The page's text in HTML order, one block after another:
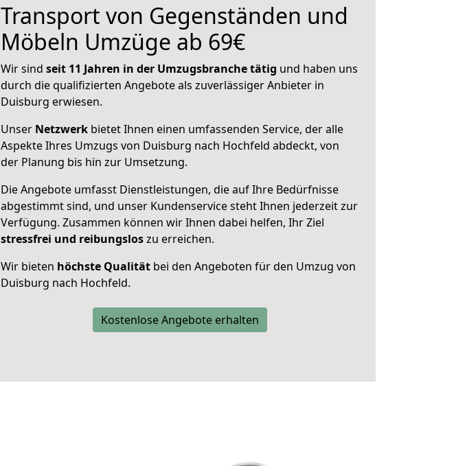
Transport von Gegenständen und
Möbeln Umzüge ab 69€
Wir sind seit 11 Jahren in der Umzugsbranche tätig und haben uns
durch die qualifizierten Angebote als zuverlässiger Anbieter in
Duisburg erwiesen.
Unser Netzwerk bietet Ihnen einen umfassenden Service, der alle
Aspekte Ihres Umzugs von Duisburg nach Hochfeld abdeckt, von
der Planung bis hin zur Umsetzung.
Die Angebote umfasst Dienstleistungen, die auf Ihre Bedürfnisse
abgestimmt sind, und unser Kundenservice steht Ihnen jederzeit zur
Verfügung. Zusammen können wir Ihnen dabei helfen, Ihr Ziel
stressfrei und reibungsloszu erreichen.
Wir bieten höchste Qualität bei den Angeboten für den Umzug von
Duisburg nach Hochfeld.
Kostenlose Angebote erhalten